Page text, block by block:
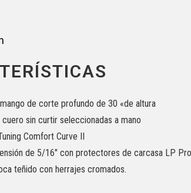
de corte profundo de 30 «de altura
sin curtir seleccionadas a mano
Comfort Curve II
de 5/16″ con protectores de carcasa LP
teñido con herrajes cromados.